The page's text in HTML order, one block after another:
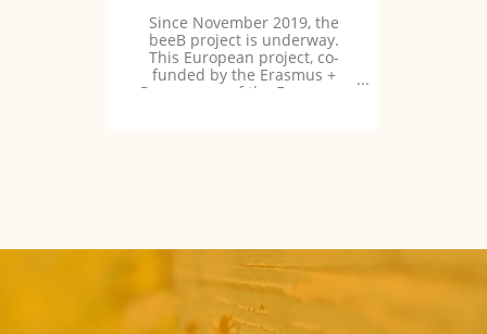
INOVATIVNIH METODA
STRUČNOG
USAVRŠAVANJA U
PČELARSKOM SEKTORU
Since November 2019, the
beeB project is underway.
This European project, co-
funded by the Erasmus +
Programme of the European